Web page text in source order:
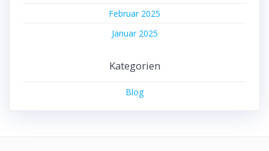
Februar 2025
Januar 2025
Kategorien
Blog